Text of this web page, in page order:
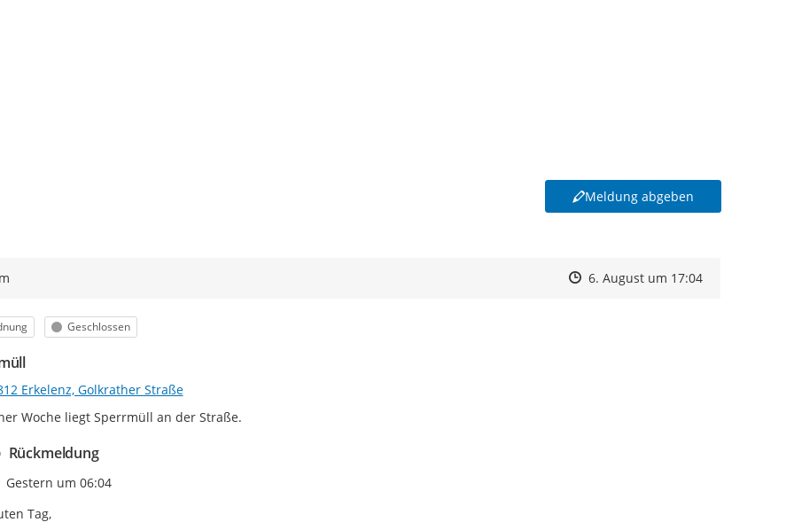
Meldung abgeben
Zeitpunkt des Erstellens
Zeitpunkt des Erstellens
6. August um 17:04Zur Äußerung
Status
Geschlossen
Erkelenz, Golkrather Straße
Woche liegt Sperrmüll an der Straße.
Rückmeldung
Zeitpunkt des Erstellens
Gestern um 06:04
Tag,